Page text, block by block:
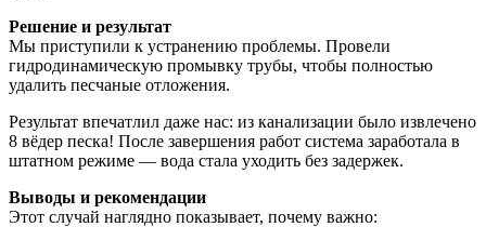
Решение и результат
Мы приступили к устранению проблемы. Провели
гидродинамическую промывку трубы, чтобы полностью
удалить песчаные отложения.
Результат впечатлил даже нас: из канализации было извлечено
8 вёдер песка! После завершения работ система заработала в
штатном режиме — вода стала уходить без задержек.
Выводы и рекомендации
Этот случай наглядно показывает, почему важно: